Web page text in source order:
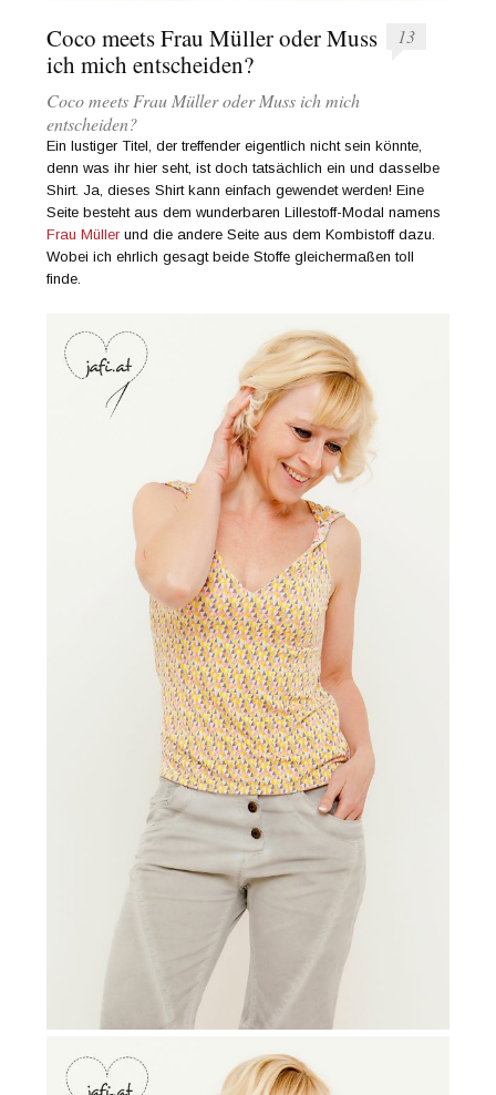
Coco meets Frau Müller oder Muss
ich mich entscheiden?
13
Coco meets Frau Müller oder Muss ich mich
entscheiden?
Ein lustiger Titel, der treffender eigentlich nicht sein könnte,
denn was ihr hier seht, ist doch tatsächlich ein und dasselbe
Shirt. Ja, dieses Shirt kann einfach gewendet werden! Eine
Seite besteht aus dem wunderbaren Lillestoff-Modal namens
Frau Müller und die andere Seite aus dem Kombistoff dazu.
Wobei ich ehrlich gesagt beide Stoffe gleichermaßen toll
finde.